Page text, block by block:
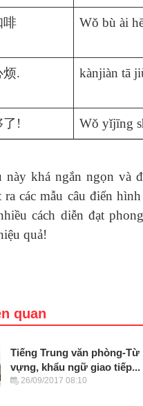
啡 Wǒ bù ài
烦. kànjiàn tā
! Wǒ yǐjīng
này khá ngắn ngọn và
ra các mẫu câu điển
cách diễn đạt
quả!
quan
Tiếng Trung văn phòng-Từ
vựng, khẩu ngữ giao tiếp...
26/09/2017 08:10